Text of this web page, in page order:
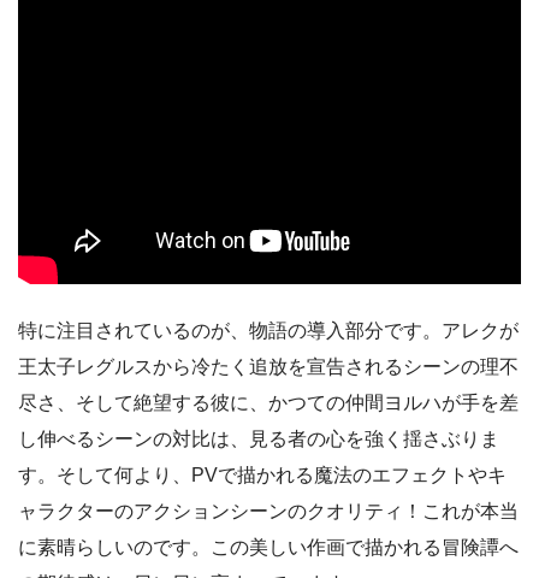
特に注目されているのが、物語の導入部分です。アレクが
王太子レグルスから冷たく追放を宣告されるシーンの理不
尽さ、そして絶望する彼に、かつての仲間ヨルハが手を差
し伸べるシーンの対比は、見る者の心を強く揺さぶりま
す。そして何より、PVで描かれる魔法のエフェクトやキ
ャラクターのアクションシーンのクオリティ！これが本当
に素晴らしいのです。この美しい作画で描かれる冒険譚へ